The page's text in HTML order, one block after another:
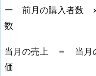
ー 前月の購入者数
数
当月の売上 ＝ 当月
価